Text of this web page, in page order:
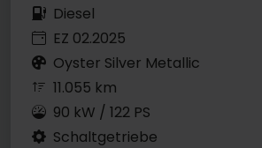
Diesel
EZ 02.2025
Oyster Silver Metallic
11.055 km
90 kW / 122 PS
Schaltgetriebe